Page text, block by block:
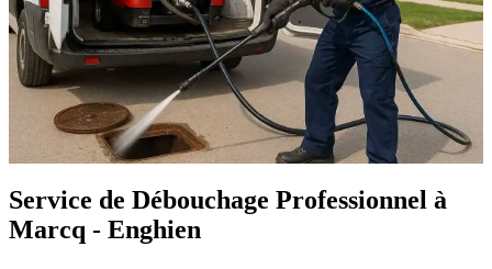
Service de Débouchage Professionnel à
Marcq - Enghien